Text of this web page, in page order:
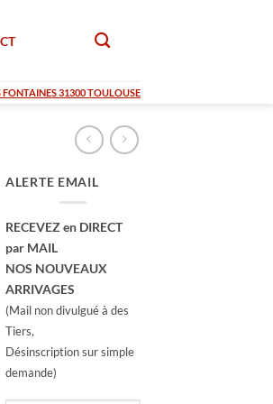
FONTAINES 31300 TOULOUSE
ALERTE EMAIL
RECEVEZ en DIRECT
par MAIL
NOS NOUVEAUX
ARRIVAGES
(Mail non divulgué à des
Tiers,
Désinscription sur simple
demande)